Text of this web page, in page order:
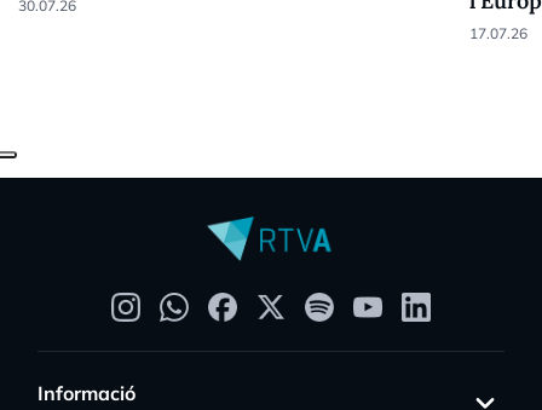
30.07.26
17.07.26
Informació